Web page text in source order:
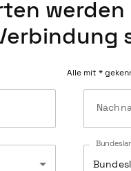
Alle mit *